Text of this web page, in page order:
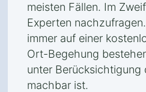
meisten Fällen. Im
Experten
immer auf einer
Ort-Begehung
unter Berücksichtigung
machbar ist.